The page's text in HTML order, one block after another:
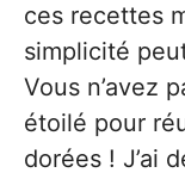
ces recettes
simplicité
Vous n’avez
étoilé pour
dorées ! J’ai